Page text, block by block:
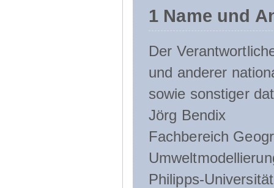
1 Name und
Der
und anderer
sowie sonstiger
Jörg Bendix
Fachbereich
Philipps-